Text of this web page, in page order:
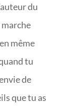
du
marche
même
tu
de
que tu as